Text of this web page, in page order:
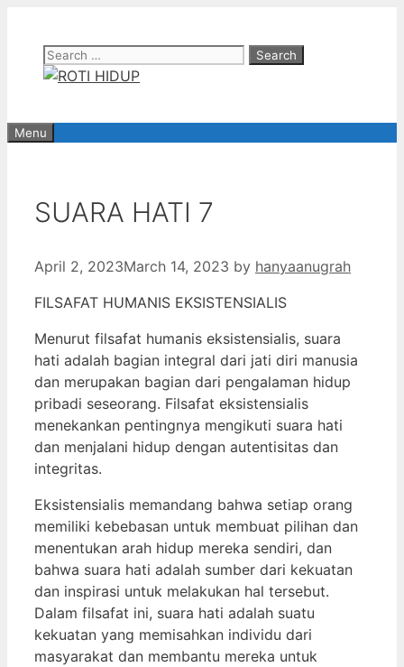
contentSearch
for:
Menu
SUARA HATI 7
April 2, 2023March 14, 2023 by hanyaanugrah
FILSAFAT HUMANIS EKSISTENSIALIS
Menurut filsafat humanis eksistensialis, suara
hati adalah bagian integral dari jati diri manusia
dan merupakan bagian dari pengalaman hidup
pribadi seseorang. Filsafat eksistensialis
menekankan pentingnya mengikuti suara hati
dan menjalani hidup dengan autentisitas dan
integritas.
Eksistensialis memandang bahwa setiap orang
memiliki kebebasan untuk membuat pilihan dan
menentukan arah hidup mereka sendiri, dan
bahwa suara hati adalah sumber dari kekuatan
dan inspirasi untuk melakukan hal tersebut.
Dalam filsafat ini, suara hati adalah suatu
kekuatan yang memisahkan individu dari
masyarakat dan membantu mereka untuk